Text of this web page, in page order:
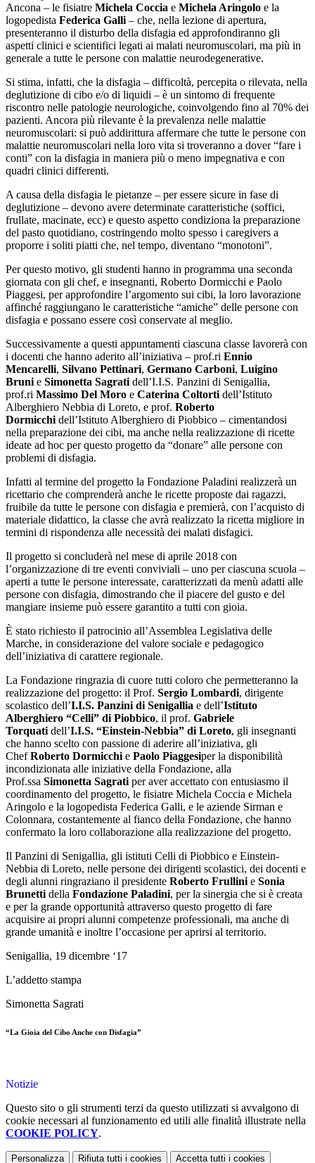
Ancona – le fisiatre Michela Coccia e Michela Aringolo e la
logopedista Federica Galli – che, nella lezione di apertura,
presenteranno il disturbo della disfagia ed approfondiranno gli
aspetti clinici e scientifici legati ai malati neuromuscolari, ma più in
generale a tutte le persone con malattie neurodegenerative.
Si stima, infatti, che la disfagia – difficoltà, percepita o rilevata, nella
deglutizione di cibo e/o di liquidi – è un sintomo di frequente
riscontro nelle patologie neurologiche, coinvolgendo fino al 70% dei
pazienti. Ancora più rilevante è la prevalenza nelle malattie
neuromuscolari: si può addirittura affermare che tutte le persone con
malattie neuromuscolari nella loro vita si troveranno a dover “fare i
conti” con la disfagia in maniera più o meno impegnativa e con
quadri clinici differenti.
A causa della disfagia le pietanze – per essere sicure in fase di
deglutizione – devono avere determinate caratteristiche (soffici,
frullate, macinate, ecc) e questo aspetto condiziona la preparazione
del pasto quotidiano, costringendo molto spesso i caregivers a
proporre i soliti piatti che, nel tempo, diventano “monotoni”.
Per questo motivo, gli studenti hanno in programma una seconda
giornata con gli chef, e insegnanti, Roberto Dormicchi e Paolo
Piaggesi, per approfondire l’argomento sui cibi, la loro lavorazione
affinché raggiungano le caratteristiche “amiche” delle persone con
disfagia e possano essere così conservate al meglio.
Successivamente a questi appuntamenti ciascuna classe lavorerà con
i docenti che hanno aderito all’iniziativa – prof.ri Ennio
Mencarelli, Silvano Pettinari, Germano Carboni, Luigino
Bruni e Simonetta Sagrati dell’I.I.S. Panzini di Senigallia,
prof.ri Massimo Del Moro e Caterina Coltorti dell’Istituto
Alberghiero Nebbia di Loreto, e prof. Roberto
Dormicchi dell’Istituto Alberghiero di Piobbico – cimentandosi
nella preparazione dei cibi, ma anche nella realizzazione di ricette
ideate ad hoc per questo progetto da “donare” alle persone con
problemi di disfagia.
Infatti al termine del progetto la Fondazione Paladini realizzerà un
ricettario che comprenderà anche le ricette proposte dai ragazzi,
fruibile da tutte le persone con disfagia e premierà, con l’acquisto di
materiale didattico, la classe che avrà realizzato la ricetta migliore in
termini di rispondenza alle necessità dei malati disfagici.
Il progetto si concluderà nel mese di aprile 2018 con
l’organizzazione di tre eventi conviviali – uno per ciascuna scuola –
aperti a tutte le persone interessate, caratterizzati da menù adatti alle
persone con disfagia, dimostrando che il piacere del gusto e del
mangiare insieme può essere garantito a tutti con gioia.
È stato richiesto il patrocinio all’Assemblea Legislativa delle
Marche, in considerazione del valore sociale e pedagogico
dell’iniziativa di carattere regionale.
La Fondazione ringrazia di cuore tutti coloro che permetteranno la
realizzazione del progetto: il Prof. Sergio Lombardi, dirigente
scolastico dell’I.I.S. Panzini di Senigallia e dell’Istituto
Alberghiero “Celli” di Piobbico, il prof. Gabriele
Torquati dell’I.I.S. “Einstein-Nebbia” di Loreto, gli insegnanti
che hanno scelto con passione di aderire all’iniziativa, gli
ChefRoberto Dormicchi e Paolo Piaggesiper la disponibilità
incondizionata alle iniziative della Fondazione, alla
Prof.ssa Simonetta Sagrati per aver accettato con entusiasmo il
coordinamento del progetto, le fisiatre Michela Coccia e Michela
Aringolo e la logopedista Federica Galli, e le aziende Sirman e
Colonnara, costantemente al fianco della Fondazione, che hanno
confermato la loro collaborazione alla realizzazione del progetto.
Il Panzini di Senigallia, gli istituti Celli di Piobbico e Einstein-
Nebbia di Loreto, nelle persone dei dirigenti scolastici, dei docenti e
degli alunni ringraziano il presidente Roberto Frullini e Sonia
Brunetti della Fondazione Paladini, per la sinergia che si è creata
e per la grande opportunità attraverso questo progetto di fare
acquisire ai propri alunni competenze professionali, ma anche di
grande umanità e inoltre l’occasione per aprirsi al territorio.
Senigallia, 19 dicembre ‘17
L’addetto stampa
Simonetta Sagrati
“La Gioia del Cibo Anche con Disfagia”
Notizie
Questo sito o gli strumenti terzi da questo utilizzati si avvalgono di
cookie necessari al funzionamento ed utili alle finalità illustrate nella
COOKIE POLICY.
Personalizza Rifiuta tutti i cookies Accetta tutti i cookies